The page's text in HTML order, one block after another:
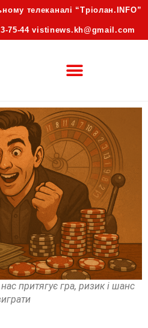
телеканалі “Трiолан.INFO”
75-44 vistinews.kh@gmail.com
притягує гра, ризик і шанс